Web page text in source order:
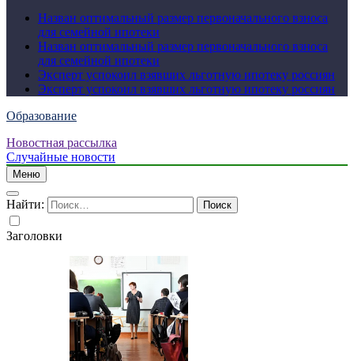
Назван оптимальный размер первоначального взноса
для семейной ипотеки
Назван оптимальный размер первоначального взноса
для семейной ипотеки
Эксперт успокоил взявших льготную ипотеку россиян
Эксперт успокоил взявших льготную ипотеку россиян
Образование
Новостная рассылка
Случайные новости
Меню
Найти:
Заголовки